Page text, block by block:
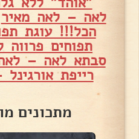
לאה – לאה מאיר
הכל!!! עוגת
תפוחים פרווה
סבתא לאה –
רייפת
מתכונים